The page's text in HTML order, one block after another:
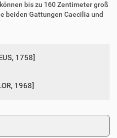
bis zu 160 Zentimeter groß
beiden Gattungen Caecilia und
1758]
1968]